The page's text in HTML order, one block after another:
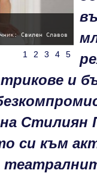
Свилен Славов
1 2 3 4 5
и
Стилиян
си към